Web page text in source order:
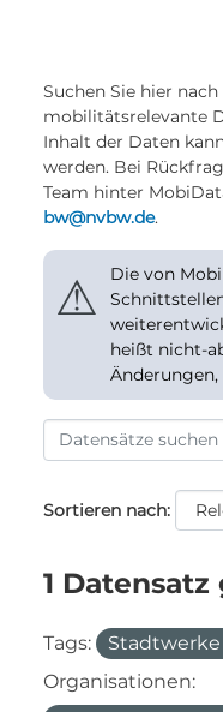
Suchen Sie hier
mobilitätsrelevante
Inhalt der Daten
werden. Bei
Team hinter
bw@nvbw.de.
⚠
Die von
heißt nicht-
Sortieren nach
1
Tags:
Organisationen: